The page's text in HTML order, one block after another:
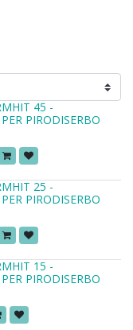
45 -
PIRODISERBO
25 -
PIRODISERBO
15 -
PIRODISERBO